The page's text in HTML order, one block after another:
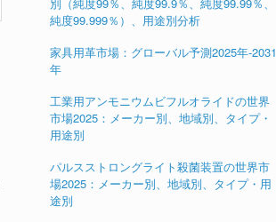
別（純度99％、純度99.9％、純度99.99％、
純度99.999％）、用途別分析
家具用革市場：グローバル予測2025年-2031
年
工業用アンモニウムビフルオライドの世界
市場2025：メーカー別、地域別、タイプ・
用途別
パルスストロングライト殺菌装置の世界市
場2025：メーカー別、地域別、タイプ・用
途別